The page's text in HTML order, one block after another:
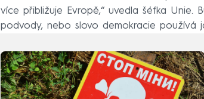
více přibližuje Evropě,“ uvedla šéfka Unie.
podvody, nebo slovo demokracie používá